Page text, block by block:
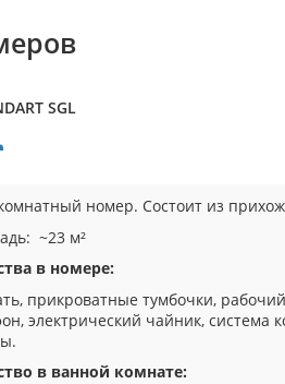
SGL
номер. Состоит из
~23 м²
в номере:
прикроватные тумбочки,
электрический чайник,
в ванной комнате: